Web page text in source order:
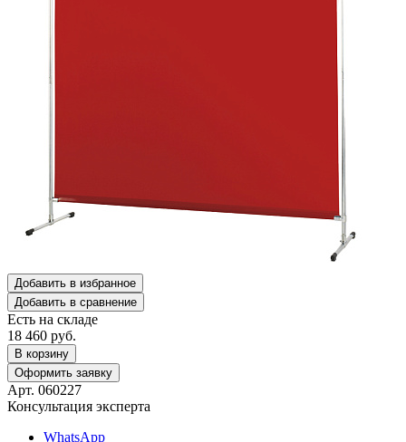
Добавить в избранное
Добавить в сравнение
Есть на складе
18 460 руб.
В корзину
Оформить заявку
Арт. 060227
Консультация эксперта
WhatsApp